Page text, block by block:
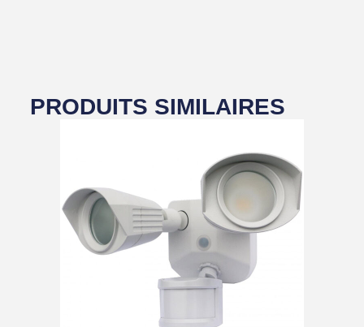
PRODUITS SIMILAIRES